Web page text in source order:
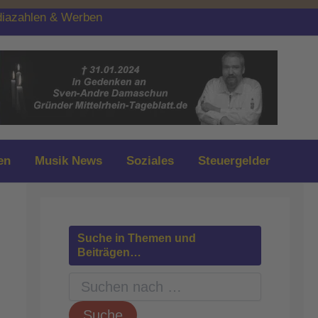
& Werben
Musik News Soziales Steuergelder
Suche in Themen und
Beiträgen…
c